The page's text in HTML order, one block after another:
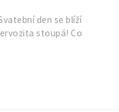
den se blíží
stoupá! Co